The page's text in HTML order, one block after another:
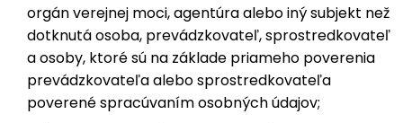
orgán verejnej moci, agentúra alebo iný subjekt než
dotknutá osoba, prevádzkovateľ, sprostredkovateľ
a osoby, ktoré sú na základe priameho poverenia
prevádzkovateľa alebo sprostredkovateľa
poverené spracúvaním osobných údajov;